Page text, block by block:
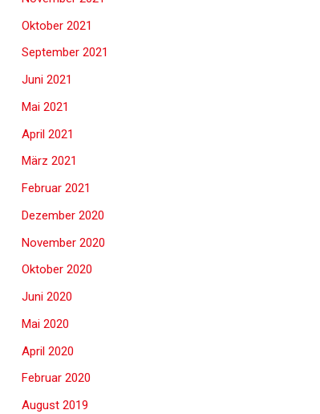
Oktober 2021
September 2021
Juni 2021
Mai 2021
April 2021
März 2021
Februar 2021
Dezember 2020
November 2020
Oktober 2020
Juni 2020
Mai 2020
April 2020
Februar 2020
August 2019